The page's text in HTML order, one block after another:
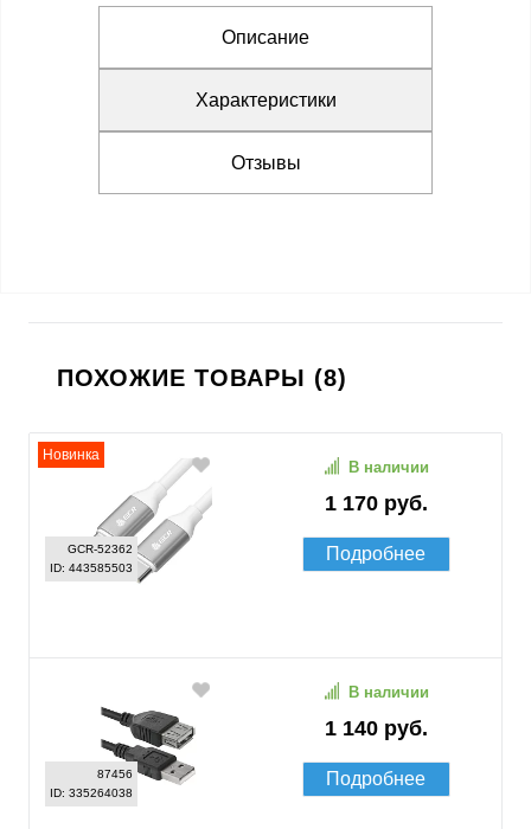
Описание
Характеристики
Отзывы
ПОХОЖИЕ ТОВАРЫ (8)
Новинка
GCR-52362
ID: 443585503
1 170 руб.
В наличии
Подробнее
87456
ID: 335264038
1 140 руб.
В наличии
Подробнее